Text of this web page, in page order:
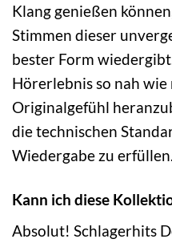
Klang genießen
Stimmen dieser
bester Form
Hörerlebnis so nah wie
Originalgefühl
die technischen
Wiedergabe zu erfüllen.
Kann ich diese
Absolut! Schlagerhits